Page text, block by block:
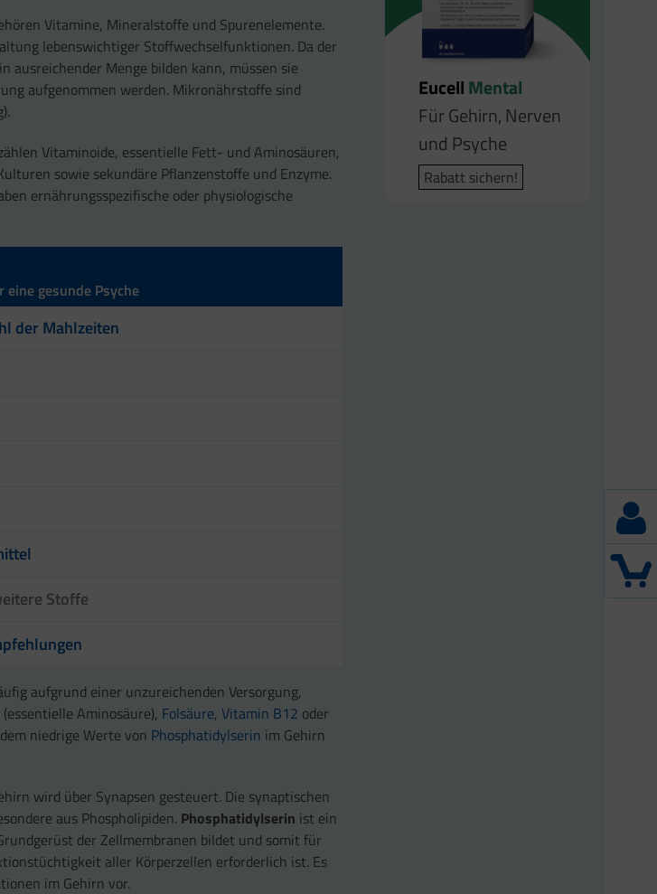
Vitamine, Mineralstoffe und Spurenelemente.
lebenswichtiger Stoffwechselfunktionen. Da der
ausreichender Menge bilden kann, müssen sie
aufgenommen werden. Mikronährstoffe sind
Vitaminoide, essentielle Fett- und Aminosäuren,
sowie sekundäre Pflanzenstoffe und Enzyme.
ernährungsspezifische oder physiologische
gesunde Psyche
der Mahlzeiten
Stoffe
aufgrund einer unzureichenden Versorgung,
(essentielle Aminosäure), Folsäure,Vitamin B12 oder
niedrige Werte von Phosphatidylserin im Gehirn
wird über Synapsen gesteuert. Die synaptischen
aus Phospholipiden. Phosphatidylserin ist ein
der Zellmembranen bildet und somit für
aller Körperzellen erforderlich ist. Es
im Gehirn vor.
EucellMental
Für Gehirn, Nerven
und Psyche
Rabatt sichern!